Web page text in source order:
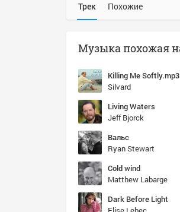
Трек Похожие
Killing Me Softly.mp3
Silvard
Living Waters
Jeff Bjorck
Вальс
Ryan Stewart
Cold wind
Matthew Labarge
Dark Before Light